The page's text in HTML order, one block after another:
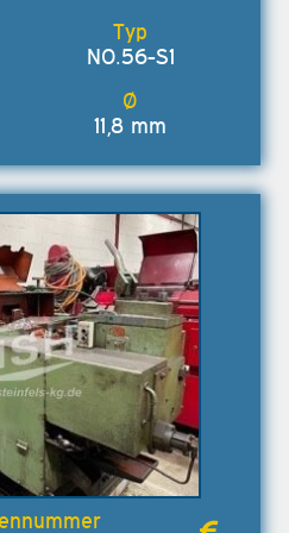
NO.56-S1
11,8 mm